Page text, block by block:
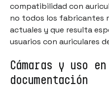
compatibilidad con
no todos los fabricantes
actuales y que resulta
usuarios con auriculares
Cámaras y uso
documentación